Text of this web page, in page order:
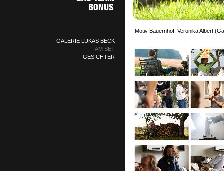
GALERIE LUKAS BECK
AM SET
GESICHTER
Motiv Bauernhof: Veronika Albert